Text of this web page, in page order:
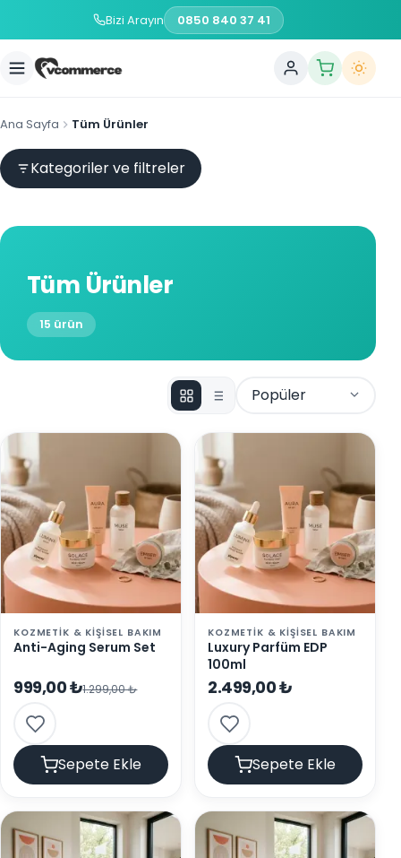
Bizi Arayın 0850 840 37 41
Ana Sayfa Tüm Ürünler
Kategoriler ve filtreler
Tüm Ürünler
15 ürün
KOZMETIK & KIŞISEL BAKIM
Anti-Aging Serum Set
999,00 ₺1.299,00 ₺
Sepete Ekle
KOZMETIK & KIŞISEL BAKIM
Luxury Parfüm EDP
100ml
2.499,00 ₺
Sepete Ekle